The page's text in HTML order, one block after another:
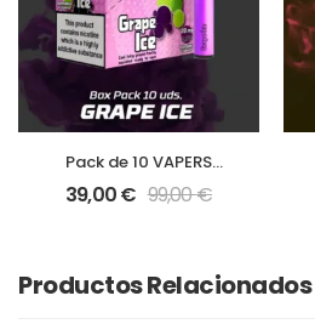
Pack de 10 VAPERS
Diamond Mist Sabor
Grape Ice
39,00€ 99,00€
Productos Relacionados